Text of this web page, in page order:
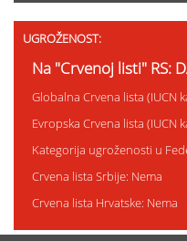
UGROŽENOST:
Na "Crvenoj listi" RS:
Globalna Crvena lista (IUCN
Evropska Crvena lista (IUCN
Kategorija ugroženosti u
Crvena lista Srbije: Nema
Crvena lista Hrvatske: Nema